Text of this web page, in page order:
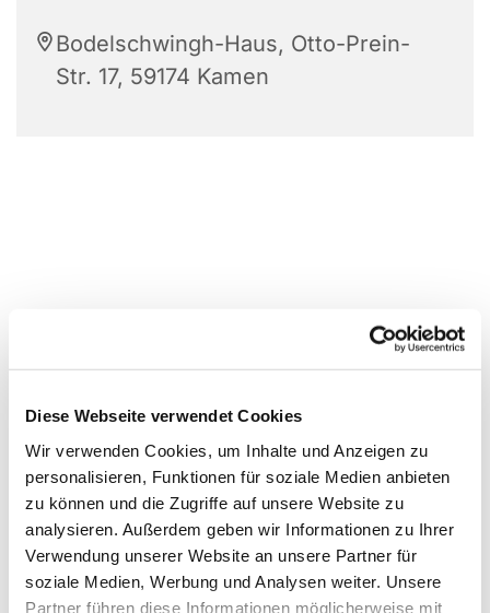
Diese Webseite verwendet Cookies
Wir verwenden Cookies, um Inhalte und Anzeigen zu
personalisieren, Funktionen für soziale Medien anbieten
zu können und die Zugriffe auf unsere Website zu
analysieren. Außerdem geben wir Informationen zu Ihrer
Verwendung unserer Website an unsere Partner für
soziale Medien, Werbung und Analysen weiter. Unsere
Partner führen diese Informationen möglicherweise mit
Bodelschwingh-Haus, Otto-Prein-
Str. 17, 59174 Kamen